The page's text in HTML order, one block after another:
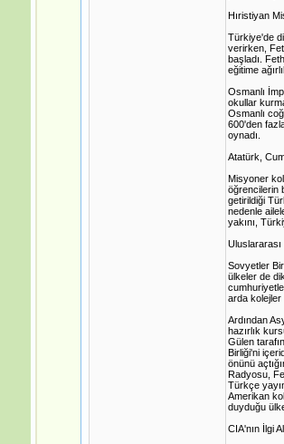
Hıristiyan
Türkiye'de
verirken,
başladı.
eğitime
Osmanlı
okullar
Osmanlı
600'den
oynadı.
Atatürk,
Misyoner
öğrencilerin
getirildiği
nedenle
yakını,
Sovyetler
ülkeler de
arda kolejler
Ardından
hazırlık
Gülen
Birliği'ni
önünü
Radyosu,
Türkçe
Amerikan
duyduğu
CIA'nın İlgi